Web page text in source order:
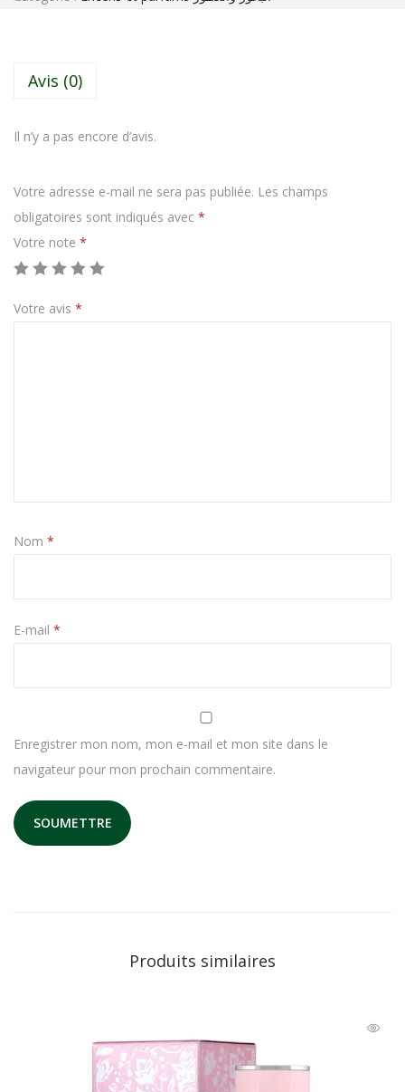
Avis (0)
Il n’y a pas encore d’avis.
Votre adresse e-mail ne sera pas publiée. Les champs
obligatoires sont indiqués avec *
Votre note *
Votre avis *
Nom *
E-mail *
Enregistrer mon nom, mon e-mail et mon site dans le
navigateur pour mon prochain commentaire.
Produits similaires